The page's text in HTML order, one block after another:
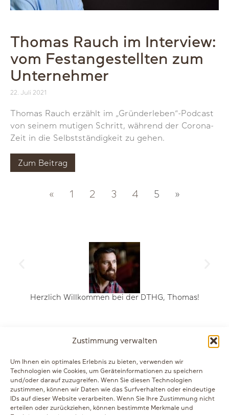
Zustimmung verwalten
Um Ihnen ein optimales Erlebnis zu bieten, verwenden wir
Technologien wie Cookies, um Geräteinformationen zu speichern
und/oder darauf zuzugreifen. Wenn Sie diesen Technologien
zustimmen, können wir Daten wie das Surfverhalten oder eindeutige
IDs auf dieser Website verarbeiten. Wenn Sie Ihre Zustimmung nicht
erteilen oder zurückziehen, können bestimmte Merkmale und
Thomas Rauch im Interview:
vom Festangestellten zum
Unternehmer
22. Juli 2021
Thomas Rauch erzählt im „Gründerleben“-Podcast
von seinem mutigen Schritt, während der Corona-
Zeit in die Selbstständigkeit zu gehen.
Zum Beitrag
« 1 2 3 4 5 »
Herzlich Willkommen bei der DTHG, Thomas!
Folgen Sie uns auf...
LinkedIn|Facebook|Instagram|
Youtube